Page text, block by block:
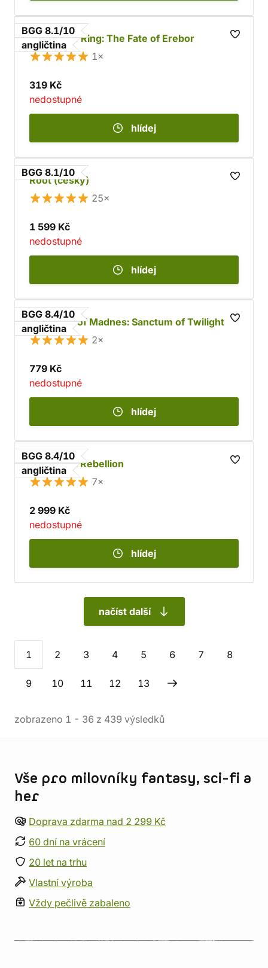
BGG 8.1/10
angličtina
War of the Ring: The Fate of Erebor
1×
319 Kč
nedostupné
hlídej
BGG 8.1/10
Root (česky)
25×
1 599 Kč
nedostupné
hlídej
BGG 8.4/10
angličtina
Mansions of Madnes: Sanctum of Twilight
2×
779 Kč
nedostupné
hlídej
BGG 8.4/10
angličtina
Star Wars: Rebellion
7×
2 999 Kč
nedostupné
hlídej
načíst další
1 2 3 4 5 6 7 8
9 10 11 12 13
zobrazeno 1 - 36 z 439 výsledků
Vše pro milovníky fantasy, sci-fi a
her
Doprava zdarma nad 2 299 Kč
60 dní na vrácení
20 let na trhu
Vlastní výroba
Vždy pečlivě zabaleno